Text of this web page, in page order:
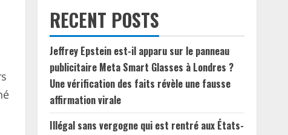
RECENT POSTS
Jeffrey Epstein est-il apparu sur le panneau
publicitaire Meta Smart Glasses à Londres ?
Une vérification des faits révèle une fausse
affirmation virale
Illégal sans vergogne qui est rentré aux États-